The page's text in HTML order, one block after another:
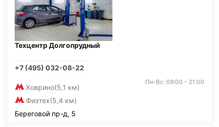
Техцентр Долгопрудный
+7 (495) 032-08-22
Ховрино(5,1 км)
Физтех(5,4 км)
Пн-Вс: 09:00 - 21:00
Береговой пр-д, 5